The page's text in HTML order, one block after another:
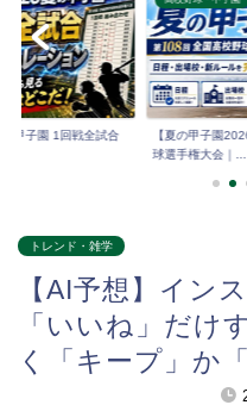
甲子園 1回戦全試合
【夏の甲子園
球選手権大会｜...
トレンド・雑学
【AI予想】イン
「いいね」だけ
く「キープ」か